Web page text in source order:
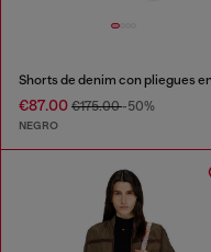
€87.00 €175.00-50%
NEGRO